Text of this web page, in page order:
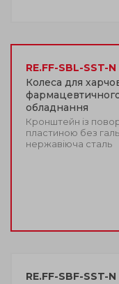
RE.FF-SBL-SST-N
Колеса для
обладнання
Кронштейн із
пластиною без
нержавіюча сталь
RE.FF-SBF-SST-N